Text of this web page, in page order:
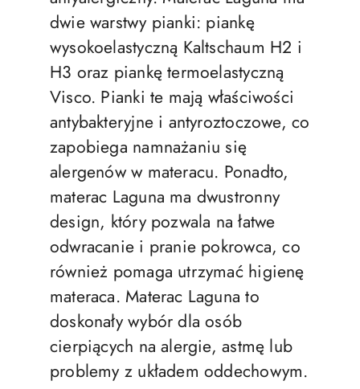
dwie warstwy pianki: piankę
wysokoelastyczną Kaltschaum H2 i
H3 oraz piankę termoelastyczną
Visco. Pianki te mają właściwości
antybakteryjne i antyroztoczowe, co
zapobiega namnażaniu się
alergenów w materacu. Ponadto,
materac Laguna ma dwustronny
design, który pozwala na łatwe
odwracanie i pranie pokrowca, co
również pomaga utrzymać higienę
materaca. Materac Laguna to
doskonały wybór dla osób
cierpiących na alergie, astmę lub
problemy z układem oddechowym.